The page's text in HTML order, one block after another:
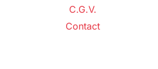
C.G.V.
Contact